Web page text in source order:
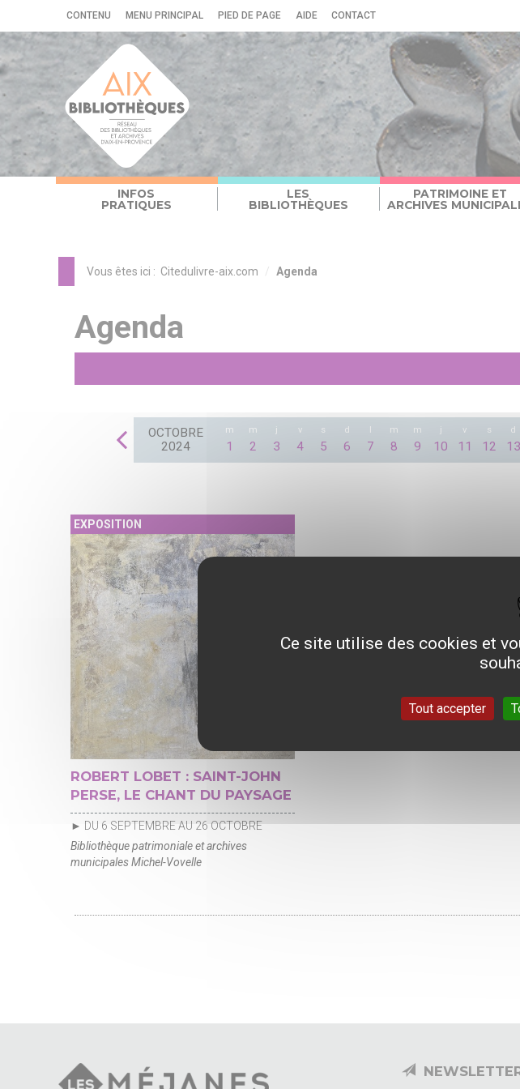
CONTENU MENU PRINCIPAL PIED DE PAGE AIDE CONTACT
INFOS
PRATIQUES
LES
BIBLIOTHÈQUES
PATRIMOINE ET
ARCHIVES
Vous êtes ici : Citedulivre-aix.com Agenda
Agenda
OCTOBRE
2024
m
1
m
2
j
3
v
4
s
5
d
6
l
7
m
8
m
9
j
10
v
11
s
12
d
13
EXPOSITION
ROBERT LOBET : SAINT-JOHN
PERSE, LE CHANT DU PAYSAGE
► DU 6 SEPTEMBRE AU 26 OCTOBRE
Bibliothèque patrimoniale et archives
municipales Michel-Vovelle
Ce site utilise des cookies et
Tout accepter